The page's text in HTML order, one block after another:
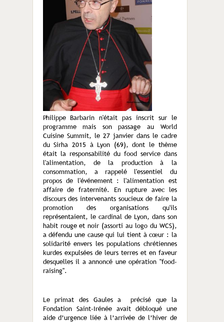
Philippe Barbarin n'était pas inscrit sur le
programme mais son passage au World
Cuisine Summit, le 27 janvier dans le cadre
du Sirha 2015 à Lyon (69), dont le thème
était la responsabilité du food service dans
l'alimentation, de la production à la
consommation, a rappelé l'essentiel du
propos de l'événement : l'alimentation est
affaire de fraternité. En rupture avec les
discours des intervenants soucieux de faire la
promotion des organisations qu'ils
représentaient, le cardinal de Lyon, dans son
habit rouge et noir (assorti au logo du WCS),
a défendu une cause qui lui tient à cœur : la
solidarité envers les populations chrétiennes
kurdes expulsées de leurs terres et en faveur
desquelles il a annoncé une opération "food-
raising".
Le primat des Gaules a précisé que la
Fondation Saint-Irénée avait débloqué une
aide d’urgence liée à l’arrivée de l’hiver de